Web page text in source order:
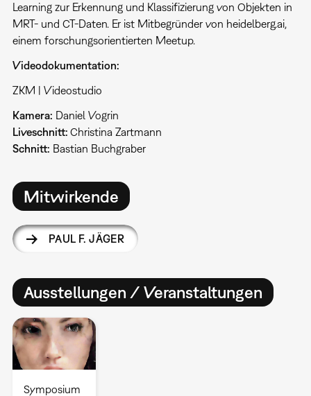
Learning zur Erkennung und Klassifizierung von Objekten in
MRT- und CT-Daten. Er ist Mitbegründer von heidelberg.ai,
einem forschungsorientierten Meetup.
Videodokumentation:
ZKM | Videostudio
Kamera: Daniel Vogrin
Liveschnitt: Christina Zartmann
Schnitt: Bastian Buchgraber
Mitwirkende
PAUL F. JÄGER
Ausstellungen / Veranstaltungen
Symposium